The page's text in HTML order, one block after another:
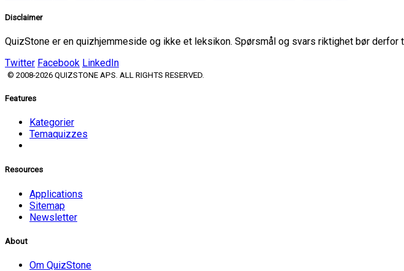
Disclaimer
QuizStone er en quizhjemmeside og ikke et leksikon. Spørsmål og svars riktighet bør
Twitter Facebook LinkedIn
© 2008-2026 QUIZSTONE APS. ALL RIGHTS RESERVED.
Features
Kategorier
Temaquizzes
Resources
Applications
Sitemap
Newsletter
About
Om QuizStone